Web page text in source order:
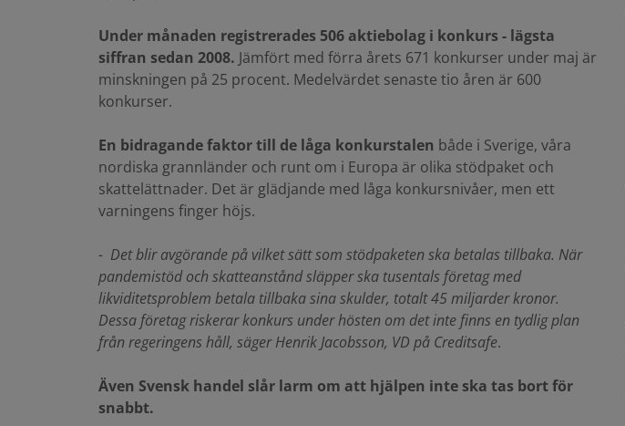
Under månaden registrerades 506 aktiebolag i konkurs - lägsta
siffran sedan 2008. Jämfört med förra årets 671 konkurser under maj är
minskningen på 25 procent. Medelvärdet senaste tio åren är 600
konkurser.
En bidragande faktor till de låga konkurstalen både i Sverige, våra
nordiska grannländer och runt om i Europa är olika stödpaket och
skattelättnader. Det är glädjande med låga konkursnivåer, men ett
varningens finger höjs.
- Det blir avgörande på vilket sätt som stödpaketen ska betalas tillbaka. När
pandemistöd och skatteanstånd släpper ska tusentals företag med
likviditetsproblem betala tillbaka sina skulder, totalt 45 miljarder kronor.
Dessa företag riskerar konkurs under hösten om det inte finns en tydlig plan
från regeringens håll, säger Henrik Jacobsson, VD på Creditsafe.
Även Svensk handel slår larm om att hjälpen inte ska tas bort för
snabbt.